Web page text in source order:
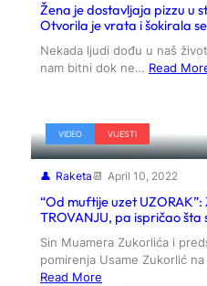
Žena je dostavljaja pizzu u
Otvorila je vrata i šokirala
Nekada ljudi dođu u naš
nam bitni dok ne… Read
VIDEO VIJESTI
Raketa April 10, 2022
“Od muftije uzet
TROVANJU, pa ispričao
Sin Muamera Zukorlića i
pomirenja Usame Zukorlić
Read More